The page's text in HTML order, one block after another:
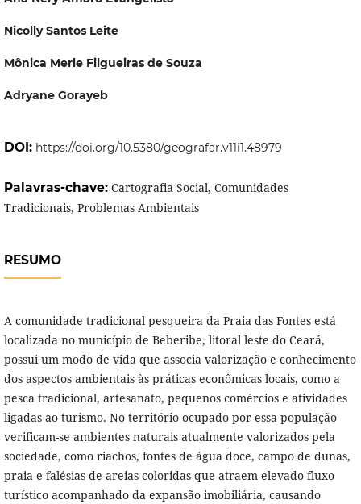
Nicolly Santos Leite
Mônica Merle Filgueiras de Souza
Adryane Gorayeb
DOI: https://doi.org/10.5380/geografar.v11i1.48979
Palavras-chave: Cartografia Social, Comunidades
Tradicionais, Problemas Ambientais
RESUMO
A comunidade tradicional pesqueira da Praia das Fontes está
localizada no município de Beberibe, litoral leste do Ceará,
possui um modo de vida que associa valorização e conhecimento
dos aspectos ambientais às práticas econômicas locais, como a
pesca tradicional, artesanato, pequenos comércios e atividades
ligadas ao turismo. No território ocupado por essa população
verificam-se ambientes naturais atualmente valorizados pela
sociedade, como riachos, fontes de água doce, campo de dunas,
praia e falésias de areias coloridas que atraem elevado fluxo
turístico acompanhado da expansão imobiliária, causando